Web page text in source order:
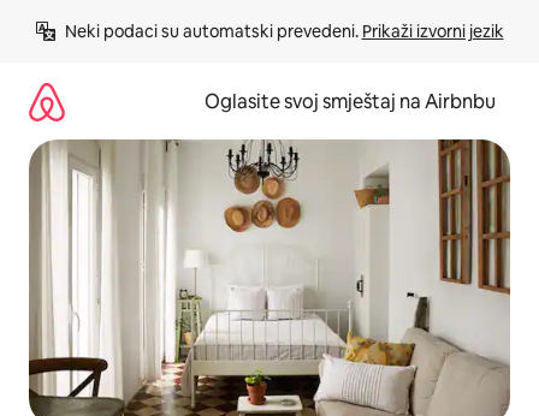
Neki podaci su automatski prevedeni. Prikaži izvorni jezik
Oglasite svoj smještaj na Airbnbu